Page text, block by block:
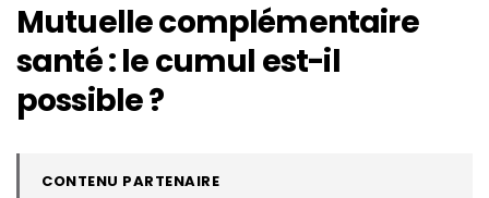
Mutuelle complémentaire
santé : le cumul est-il
possible ?
CONTENU PARTENAIRE